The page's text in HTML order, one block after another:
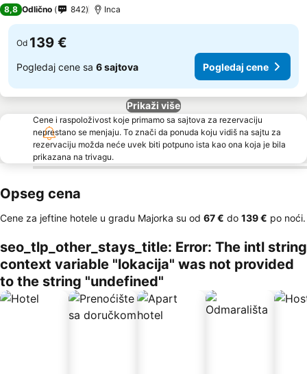
8,8 Odlično 842 Inca
Od 139 €
Pogledaj cene sa 6 sajtova Pogledaj cene
Prikaži više
Cene i raspoloživost koje primamo sa sajtova za rezervaciju
neprestano se menjaju. To znači da ponuda koju vidiš na sajtu za
rezervaciju možda neće uvek biti potpuno ista kao ona koja je bila
prikazana na trivagu.
Opseg cena
Cene za jeftine hotele u gradu Majorka su od ‎67 € do ‎139 € po noći.
seo_tlp_other_stays_title: Error: The intl string
context variable "lokacija" was not provided
to the string "undefined"